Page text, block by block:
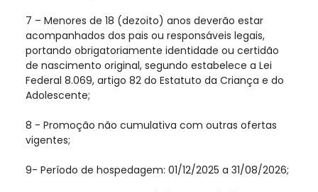
7 – Menores de 18 (dezoito) anos deverão estar
acompanhados dos pais ou responsáveis legais,
portando obrigatoriamente identidade ou certidão
de nascimento original, segundo estabelece a Lei
Federal 8.069, artigo 82 do Estatuto da Criança e do
Adolescente;
8 - Promoção não cumulativa com outras ofertas
vigentes;
9- Período de hospedagem: 01/12/2025 a 31/08/2026;